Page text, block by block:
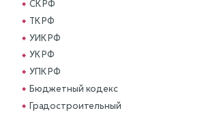
СК РФ
ТК РФ
УИК РФ
УК РФ
УПК РФ
Бюджетный кодекс
Градостроительный